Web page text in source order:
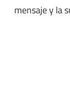
mensaje y la